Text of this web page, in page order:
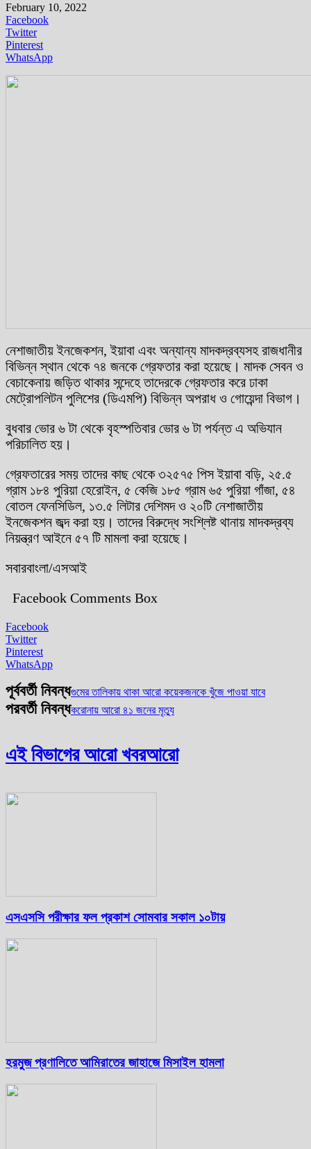
February 10, 2022
Facebook
Twitter
Pinterest
WhatsApp
নেশাজাতীয় ইনজেকশন, ইয়াবা এবং অন্যান্য মাদকদ্রব্যসহ রাজধানীর
বিভিন্ন স্থান থেকে ৭৪ জনকে গ্রেফতার করা হয়েছে। মাদক সেবন ও
বেচাকেনায় জড়িত থাকার সন্দেহে তাদেরকে গ্রেফতার করে ঢাকা
মেট্রোপলিটন পুলিশের (ডিএমপি) বিভিন্ন অপরাধ ও গোয়েন্দা বিভাগ।
বুধবার ভোর ৬ টা থেকে বৃহস্পতিবার ভোর ৬ টা পর্যন্ত এ অভিযান
পরিচালিত হয়।
গ্রেফতারের সময় তাদের কাছ থেকে ৩২৫৭৫ পিস ইয়াবা বড়ি, ২৫.৫
গ্রাম ১৮৪ পুরিয়া হেরোইন, ৫ কেজি ১৮৫ গ্রাম ৬৫ পুরিয়া গাঁজা, ৫৪
বোতল ফেনসিডিল, ১৩.৫ লিটার দেশিমদ ও ২০টি নেশাজাতীয়
ইনজেকশন জব্দ করা হয়। তাদের বিরুদ্ধে সংশ্লিষ্ট থানায় মাদকদ্রব্য
নিয়ন্ত্রণ আইনে ৫৭ টি মামলা করা হয়েছে।
সবারবাংলা/এসআই
Facebook Comments Box
Facebook
Twitter
Pinterest
WhatsApp
পূর্ববর্তী নিবন্ধগুমের তালিকায় থাকা আরো কয়েকজনকে খুঁজে পাওয়া যাবে
পরবর্তী নিবন্ধকরোনায় আরো ৪১ জনের মৃত্যু
এই বিভাগের আরো খবরআরো
এসএসসি পরীক্ষার ফল প্রকাশ সোমবার সকাল ১০টায়
হরমুজ প্রণালিতে আমিরাতের জাহাজে মিসাইল হামলা